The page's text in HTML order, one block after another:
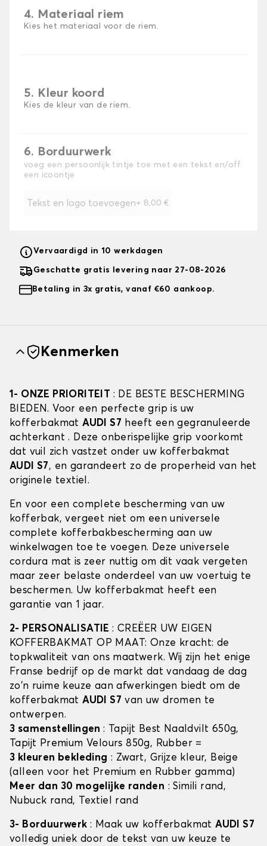
4. Materiaal riem
Kies het materiaal voor de riem.
5. Kleur koord
Kies de kleur van de riem.
6. Borduurwerk
voeg een persoonlijk tintje toe met een tekst en/off
een icoontje
Tekst en logo toevoegen+ 8,00 €
Vervaardigd in 10 werkdagen
Geschatte gratis levering naar 27-08-2026
Betaling in 3x gratis, vanaf €60 aankoop.
Kenmerken
1- ONZE PRIORITEIT : DE BESTE BESCHERMING
BIEDEN. Voor een perfecte grip is uw
kofferbakmatAUDI S7 heeft een gegranuleerde
achterkant . Deze onberispelijke grip voorkomt
dat vuil zich vastzet onder uw kofferbakmat
AUDI S7, en garandeert zo de properheid van het
originele textiel.
En voor een complete bescherming van uw
kofferbak, vergeet niet om een universele
complete kofferbakbescherming aan uw
winkelwagen toe te voegen. Deze universele
cordura mat is zeer nuttig om dit vaak vergeten
maar zeer belaste onderdeel van uw voertuig te
beschermen. Uw kofferbakmat heeft een
garantie van 1 jaar.
2- PERSONALISATIE: CREËER UW EIGEN
KOFFERBAKMAT OP MAAT: Onze kracht: de
topkwaliteit van ons maatwerk. Wij zijn het enige
Franse bedrijf op de markt dat vandaag de dag
zo'n ruime keuze aan afwerkingen biedt om de
kofferbakmatAUDI S7 van uw dromen te
ontwerpen.
3 samenstellingen: Tapijt Best Naaldvilt 650g,
Tapijt Premium Velours 850g, Rubber =
3 kleuren bekleding : Zwart, Grijze kleur, Beige
(alleen voor het Premium en Rubber gamma)
Meer dan 30 mogelijke randen : Simili rand,
Nubuck rand, Textiel rand
3- Borduurwerk : Maak uw kofferbakmatAUDI S7
volledig uniek door de tekst van uw keuze te